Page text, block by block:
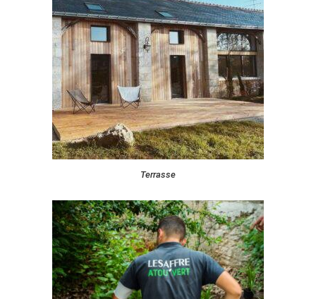
Terrasse